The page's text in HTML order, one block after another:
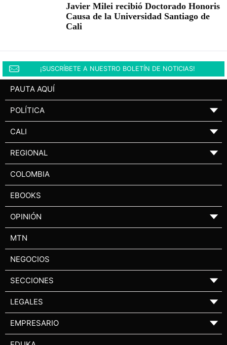
Javier Milei recibió Doctorado Honoris
Causa de la Universidad Santiago de
Cali
¡SUSCRÍBETE A NUESTRO BOLETÍN DE NOTICIAS!
PAUTA AQUÍ
POLÍTICA ▼
CALI ▼
REGIONAL ▼
COLOMBIA
EBOOKS
OPINIÓN ▼
MTN
NEGOCIOS
SECCIONES ▼
LEGALES ▼
EMPRESARIO ▼